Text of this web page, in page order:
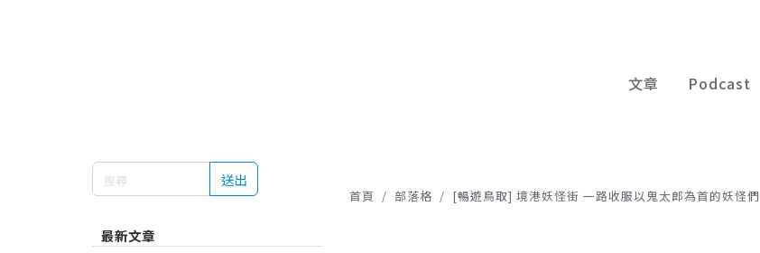
文章 Podcast
送出
最新文章
首頁 部落格 [暢遊鳥取] 境港妖怪街 一路收服以鬼太郎為首的妖怪們